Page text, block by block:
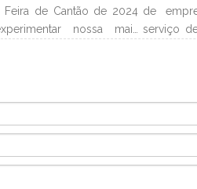
Feira de Cantão de 2024
nossa mais
com profissionais da
e compartilhar
por artesanato de
de
serviço
estocar
acordo